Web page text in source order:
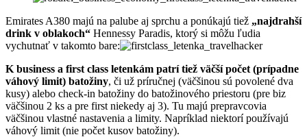
Emirates A380 majú na palube aj sprchu a ponúkajú tiež „najdrahší
drink v oblakoch“ Hennessy Paradis, ktorý si môžu ľudia
vychutnať v takomto bare:
K business a first class letenkám patrí tiež väčší počet (prípadne
váhový limit) batožiny, či už príručnej (väčšinou sú povolené dva
kusy) alebo check-in batožiny do batožinového priestoru (pre biz
väčšinou 2 ks a pre first niekedy aj 3). Tu majú prepravcovia
väčšinou vlastné nastavenia a limity. Napríklad niektorí používajú
váhový limit (nie počet kusov batožiny).